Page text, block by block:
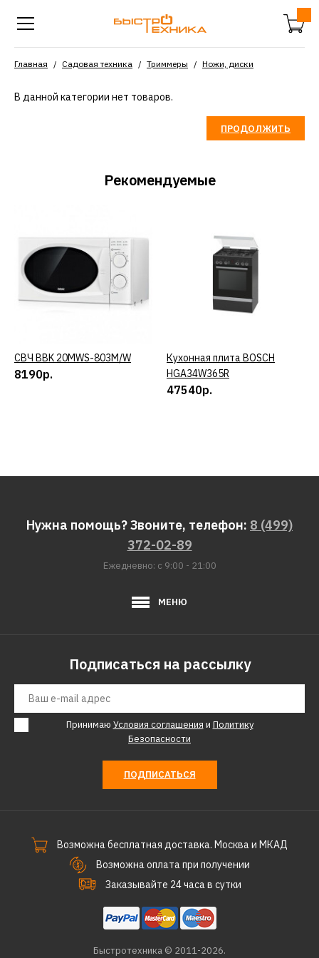
Главная Садовая техника Триммеры Ножи, диски
В данной категории нет товаров.
ПРОДОЛЖИТЬ
Рекомендуемые
КУПИТЬ
СВЧ BBK 20MWS-803M/W
8190р.
КУПИТЬ
Кухонная плита BOSCH
HGA34W365R
47540р.
Нужна помощь? Звоните, телефон: 8 (499)
372-02-89
Ежедневно: с 9:00 - 21:00
МЕНЮ
Подписаться на рассылку
Принимаю Условия соглашения и Политику
Безопасности
ПОДПИСАТЬСЯ
Возможна бесплатная доставка. Москва и МКАД
Возможна оплата при получении
Заказывайте 24 часа в сутки
Быстротехника © 2011-2026.